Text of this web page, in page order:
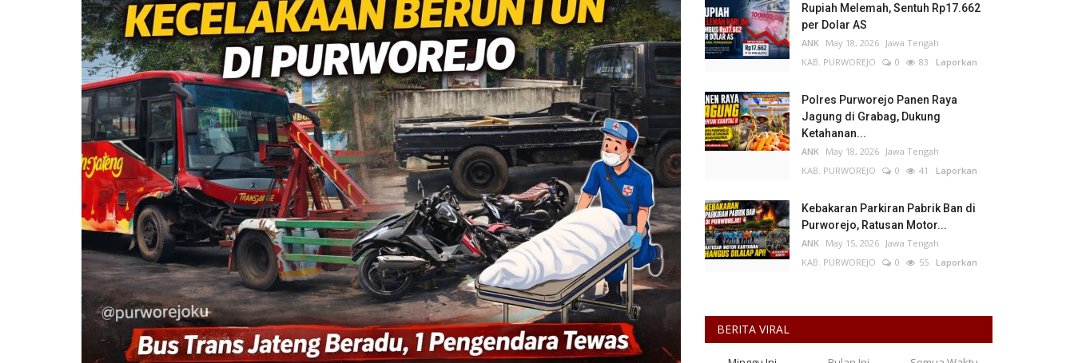
Rupiah Melemah, Sentuh Rp17.662
per Dolar AS
ANK May 18, 2026 Jawa Tengah
KAB. PURWOREJO
0 83 Laporkan
Polres Purworejo Panen Raya
Jagung di Grabag, Dukung
Ketahanan...
ANK May 18, 2026 Jawa Tengah
KAB. PURWOREJO
0 41 Laporkan
Kebakaran Parkiran Pabrik Ban di
Purworejo, Ratusan Motor...
ANK May 15, 2026 Jawa Tengah
KAB. PURWOREJO
0 55 Laporkan
BERITA VIRAL